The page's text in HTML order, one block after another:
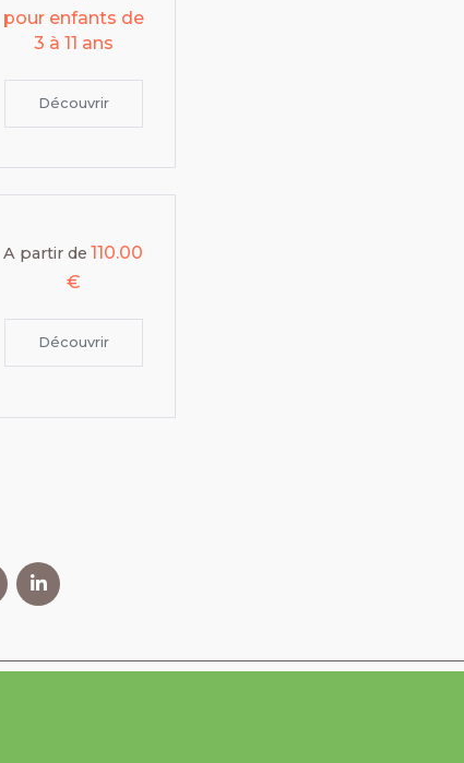
pour enfants de
3 à 11 ans
Découvrir
A partir de 110.00
€
Découvrir